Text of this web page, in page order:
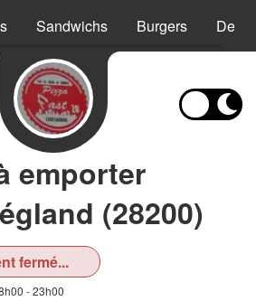
Sandwichs Burgers
emporter
(28200)
fermé...
- 23h00